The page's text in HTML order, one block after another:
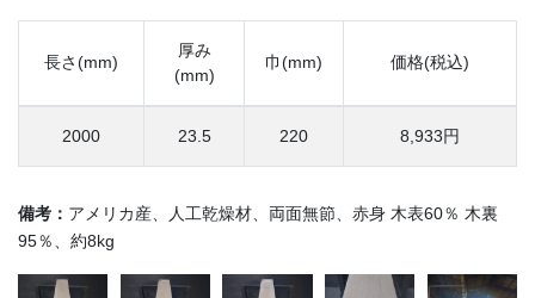
長さ(mm)
厚み
(mm)
巾(mm) 価格(税込)
2000 23.5 220 8,933円
備考： アメリカ産、人工乾燥材、両面無節、赤身 木表60％ 木裏
95％、約8kg